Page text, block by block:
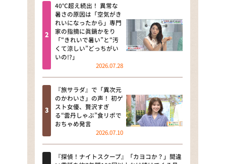
news おかえり
河合＆A.B.C-Z塚田×福井アナ
「なんでやねん！？」（news お
かえり）
DAIGOも台所 ～きょうの献立 何
にする？～
本日はダイアンなり！シーズン２
朝だ！生です旅サラダ
教えて！ニュースライブ 正義の
ミカタ
40℃超え続出！ 異常な
暑さの原因は「空気がき
れいになったから」専門
家の指摘に眞鍋かをり
「“きれいで暑い”と“汚
くて涼しい”どっちがい
いの!?」
2026.07.28
『旅サラダ』で「異次元
のかわいさ」の声！ 初ゲ
スト女優、贅沢すぎ
る“雲丹しゃぶ”食リポで
おちゃめ発言
2026.07.10
『探偵！ナイトスクープ』「カヨコか？」間違